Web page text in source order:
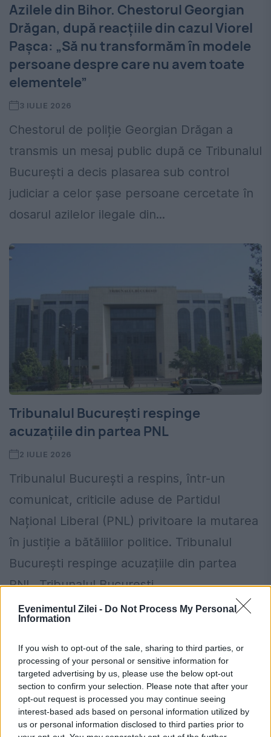
Evenimentul Zilei - Do Not Process My Personal
Information
If you wish to opt-out of the sale, sharing to third parties, or
processing of your personal or sensitive information for
targeted advertising by us, please use the below opt-out
section to confirm your selection. Please note that after your
opt-out request is processed you may continue seeing
interest-based ads based on personal information utilized by
us or personal information disclosed to third parties prior to
Azilele din Bihor. Chestorul Georgian
Drăgan, după reacțiile din cazul Viorel
Pașca: „Să nu transformăm în modele
persoane despre care nu avem toate
elementele”
3 IULIE 2026
Chestorul de poliție Georgian Drăgan a
transmis un mesaj public după ce Tribunalul
București a decis plasarea sub control
judiciar a celor șase persoane cercetate în
dosarul azilelor ilegale din...
Tribunalul București respinge
acuzațiile din partea PNL
2 IULIE 2026
Tribunalul București a respins, într-un
comunicat, criticile aduse de Partidul
Național Liberal (PNL) privitoare la mutarea
în justiție a bătăliilor politice. Tribunalul
București respinge acuzațiile din partea
PNL „Tribunalul București...